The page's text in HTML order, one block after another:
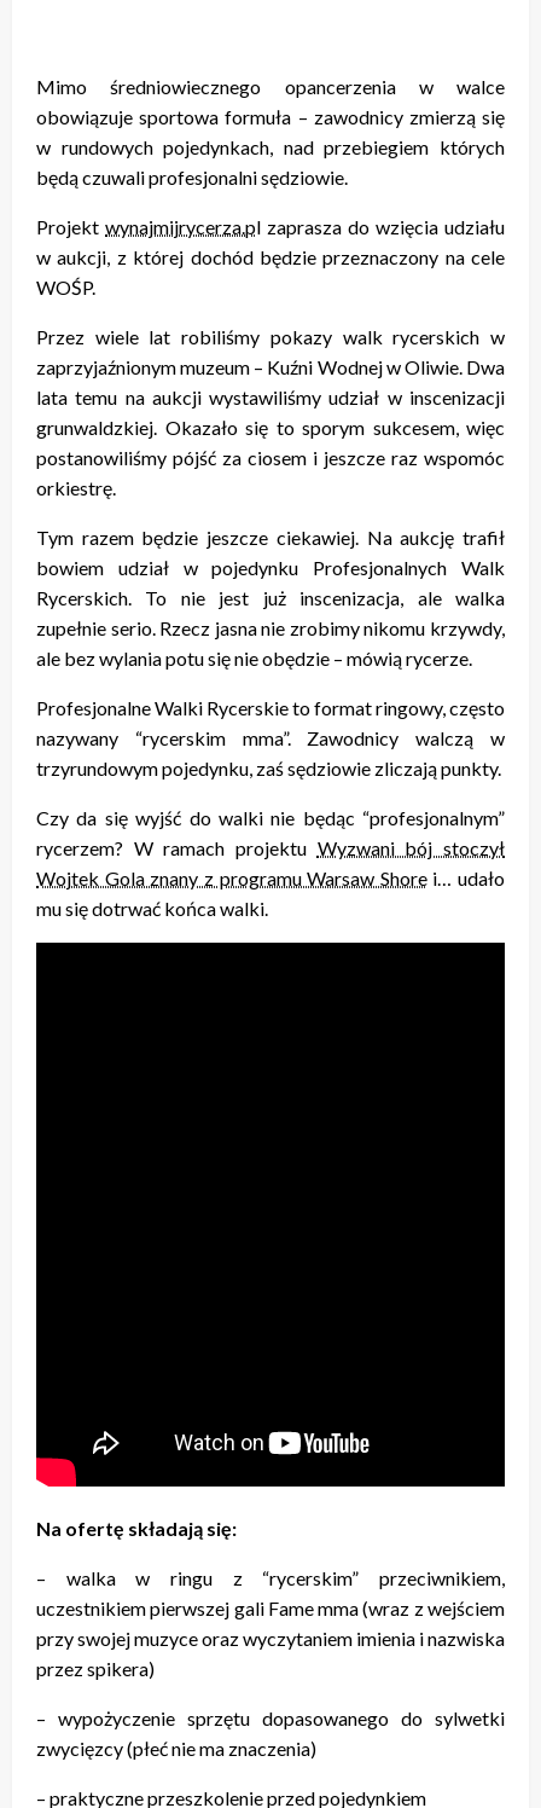
Mimo średniowiecznego opancerzenia w walce
obowiązuje sportowa formuła – zawodnicy zmierzą się
w rundowych pojedynkach, nad przebiegiem których
będą czuwali profesjonalni sędziowie.
Projekt wynajmijrycerza.pl zaprasza do wzięcia udziału
w aukcji, z której dochód będzie przeznaczony na cele
WOŚP.
Przez wiele lat robiliśmy pokazy walk rycerskich w
zaprzyjaźnionym muzeum – Kuźni Wodnej w Oliwie. Dwa
lata temu na aukcji wystawiliśmy udział w inscenizacji
grunwaldzkiej. Okazało się to sporym sukcesem, więc
postanowiliśmy pójść za ciosem i jeszcze raz wspomóc
orkiestrę.
Tym razem będzie jeszcze ciekawiej. Na aukcję trafił
bowiem udział w pojedynku Profesjonalnych Walk
Rycerskich. To nie jest już inscenizacja, ale walka
zupełnie serio. Rzecz jasna nie zrobimy nikomu krzywdy,
ale bez wylania potu się nie obędzie – mówią rycerze.
Profesjonalne Walki Rycerskie to format ringowy, często
nazywany “rycerskim mma”. Zawodnicy walczą w
trzyrundowym pojedynku, zaś sędziowie zliczają punkty.
Czy da się wyjść do walki nie będąc “profesjonalnym”
rycerzem? W ramach projektu Wyzwani bój stoczył
Wojtek Gola znany z programu Warsaw Shorei… udało
mu się dotrwać końca walki.
Na ofertę składają się:
– walka w ringu z “rycerskim” przeciwnikiem,
uczestnikiem pierwszej gali Fame mma (wraz z wejściem
przy swojej muzyce oraz wyczytaniem imienia i nazwiska
przez spikera)
– wypożyczenie sprzętu dopasowanego do sylwetki
zwycięzcy (płeć nie ma znaczenia)
– praktyczne przeszkolenie przed pojedynkiem